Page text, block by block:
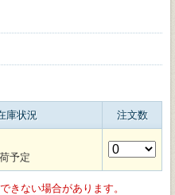
庫状況 注文数
予定
きない場合があります。